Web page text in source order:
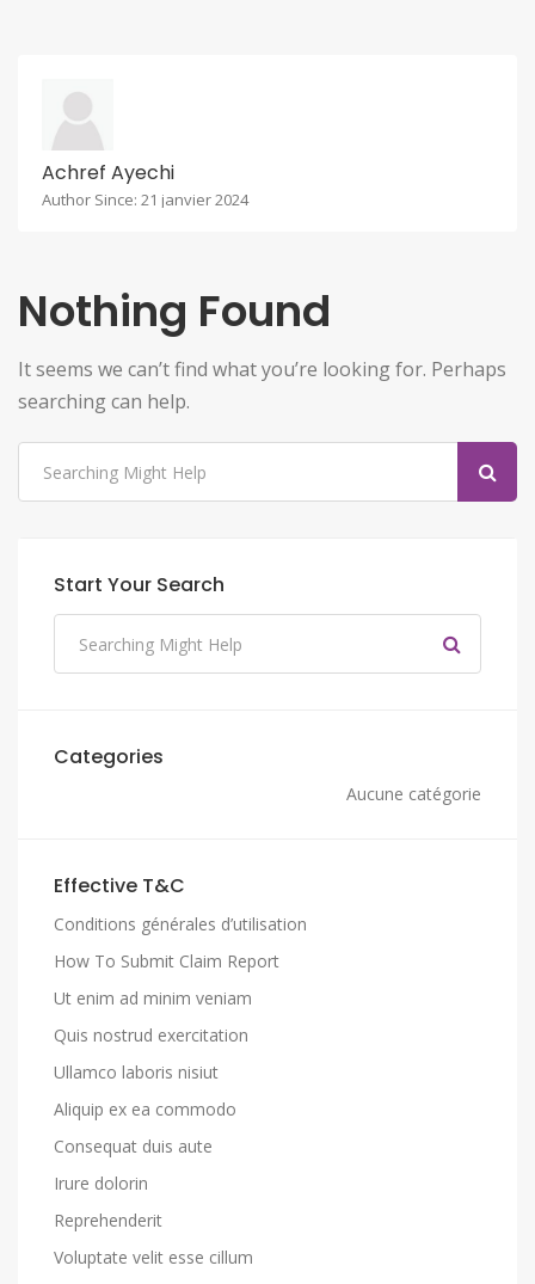
Achref Ayechi
Author Since: 21 janvier 2024
Nothing Found
It seems we can’t find what you’re looking for. Perhaps
searching can help.
Start Your Search
Categories
Aucune catégorie
Effective T&C
Conditions générales d’utilisation
How To Submit Claim Report
Ut enim ad minim veniam
Quis nostrud exercitation
Ullamco laboris nisiut
Aliquip ex ea commodo
Consequat duis aute
Irure dolorin
Reprehenderit
Voluptate velit esse cillum